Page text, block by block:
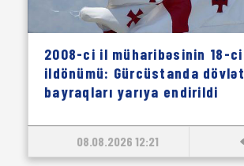
2008-ci il müharibəsinin 18-ci
ildönümü: Gürcüstanda dövlət
bayraqları yarıya endirildi
08.08.2026 12:21